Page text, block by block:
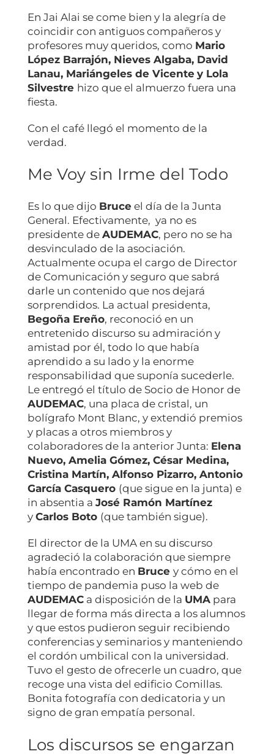
En Jai Alai se come bien y la alegría de
coincidir con antiguos compañeros y
profesores muy queridos, como Mario
López Barrajón, Nieves Algaba, David
Lanau, Mariángeles de Vicente y Lola
Silvestre hizo que el almuerzo fuera una
fiesta.
Con el café llegó el momento de la
verdad.
Me Voy sin Irme del Todo
Es lo que dijo Bruceel día de la Junta
General. Efectivamente, ya no es
presidente de AUDEMAC, pero no se ha
desvinculado de la asociación.
Actualmente ocupa el cargo de Director
de Comunicación y seguro que sabrá
darle un contenido que nos dejará
sorprendidos. La actual presidenta,
Begoña Ereño, reconoció en un
entretenido discurso su admiración y
amistad por él, todo lo que había
aprendido a su lado y la enorme
responsabilidad que suponía sucederle.
Le entregó el título de Socio de Honor de
AUDEMAC, una placa de cristal, un
bolígrafo Mont Blanc, y extendió premios
y placas a otros miembros y
colaboradores de la anterior Junta: Elena
Nuevo, Amelia Gómez, César Medina,
Cristina Martín, Alfonso Pizarro, Antonio
García Casquero (que sigue en la junta) e
in absentia a José Ramón Martínez
y Carlos Boto (que también sigue).
El director de la UMA en su discurso
agradeció la colaboración que siempre
había encontrado en Bruce y cómo en el
tiempo de pandemia puso la web de
AUDEMACa disposición de la UMApara
llegar de forma más directa a los alumnos
y que estos pudieron seguir recibiendo
conferencias y seminarios y manteniendo
el cordón umbilical con la universidad.
Tuvo el gesto de ofrecerle un cuadro, que
recoge una vista del edificio Comillas.
Bonita fotografía con dedicatoria y un
signo de gran empatía personal.
Los discursos se engarzan